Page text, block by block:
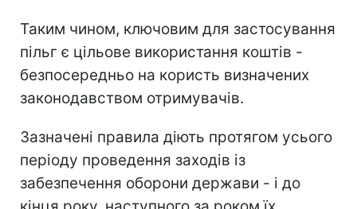
Таким чином, ключовим для застосування
пільг є цільове використання коштів -
безпосередньо на користь визначених
законодавством отримувачів.
Зазначені правила діють протягом усього
періоду проведення заходів із
забезпечення оборони держави - і до